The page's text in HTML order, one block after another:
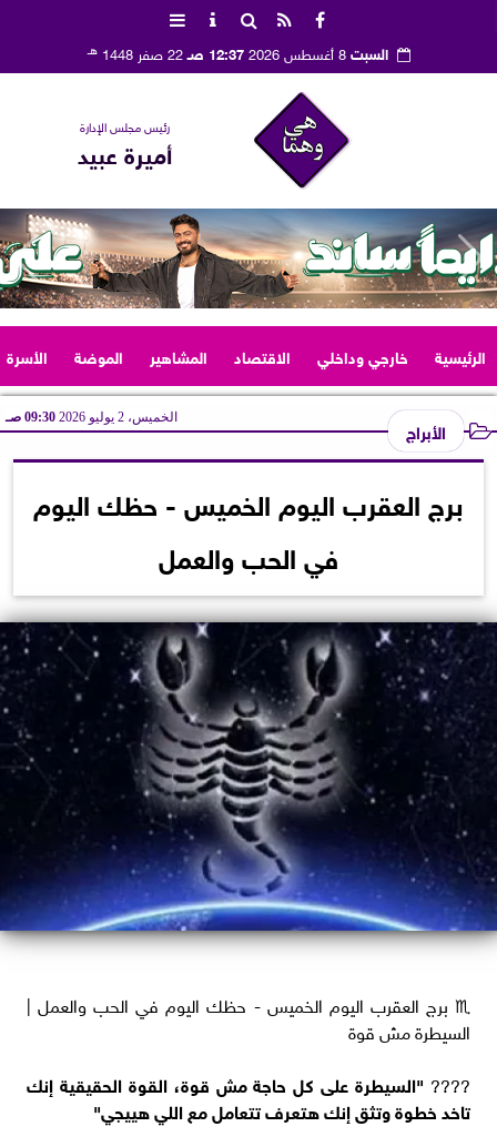
السبت8 أغسطس 2026 12:37 صـ 22 صفر 1448 هـ
رئيس مجلس الإدارة
أميرة عبيد
الرئيسية خارجي وداخلي الاقتصاد المشاهير الموضة الأسرة
الأبراج الخميس، 2 يوليو 2026 09:30 صـ
برج العقرب اليوم الخميس - حظك اليوم
في الحب والعمل
♏ برج العقرب اليوم الخميس - حظك اليوم في الحب والعمل |
السيطرة مش قوة
????️ "السيطرة على كل حاجة مش قوة، القوة الحقيقية إنك
تاخد خطوة وتثق إنك هتعرف تتعامل مع اللي هييجي"